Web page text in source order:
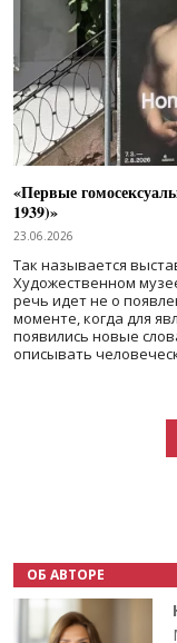
«Первые
1939)»
23.06.2026
Так называется
Художественном
речь идет не о
моменте, когда для
появились новые
описывать
ОБ АВТОРЕ